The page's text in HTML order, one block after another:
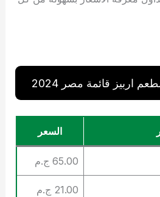
اربيز قائمة مصر 2024
السعر
65.00 ج.م
21.00 ج.م